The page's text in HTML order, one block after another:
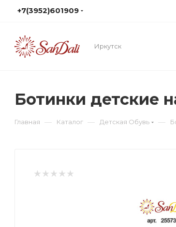
+7(3952)601909
Иркутск
Ботинки детские
Главная — Каталог — Детская Обувь —